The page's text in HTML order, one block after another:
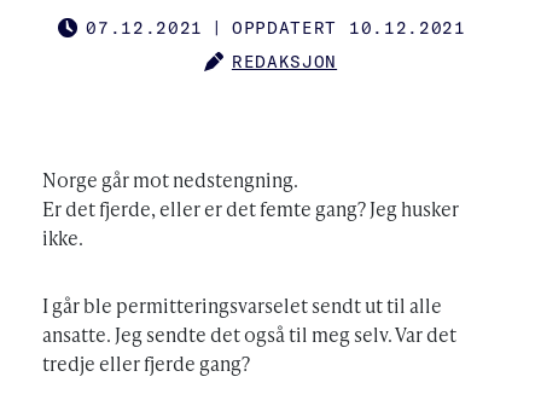
PUBLISHED
07.12.2021 | OPPDATERT 10.12.2021
AUTHOR
REDAKSJON
Norge går mot nedstengning.
Er det fjerde, eller er det femte gang? Jeg husker
ikke.
I går ble permitteringsvarselet sendt ut til alle
ansatte. Jeg sendte det også til meg selv. Var det
tredje eller fjerde gang?